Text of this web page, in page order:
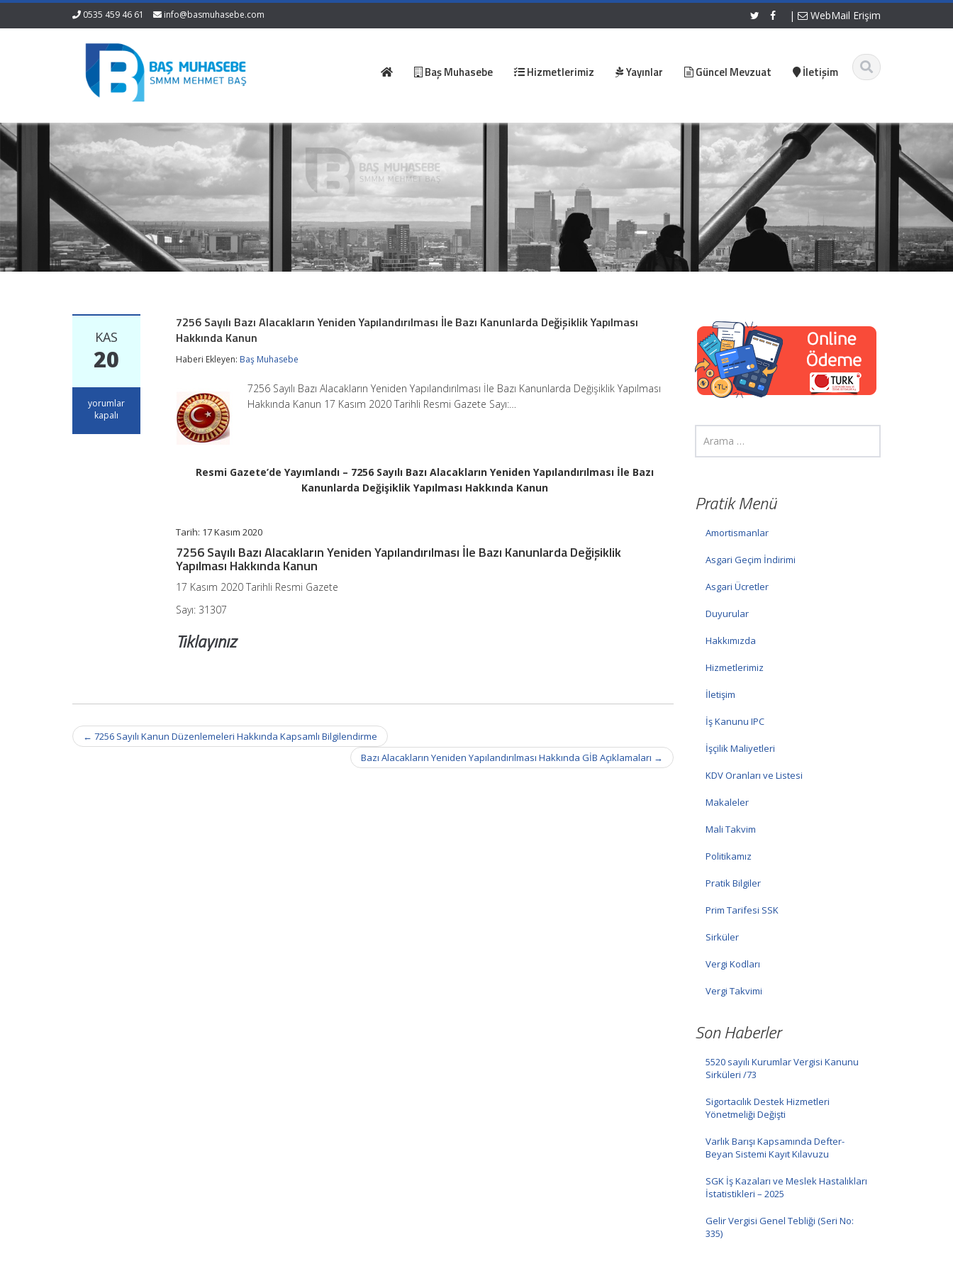
0535 459 46 61 info@basmuhasebe.com | WebMail Erişim
Baş Muhasebe Hizmetlerimiz Yayınlar Güncel Mevzuat İletişim
KAS
20
7256
Sayılı
yorumlar
kapalı
7256 Sayılı Bazı Alacakların Yeniden Yapılandırılması İle Bazı Kanunlarda Değişiklik Yapılması
Hakkında Kanun
Haberi Ekleyen: Baş Muhasebe
7256 Sayılı Bazı Alacakların Yeniden Yapılandırılması İle Bazı Kanunlarda Değişiklik Yapılması
Hakkında Kanun 17 Kasım 2020 Tarihli Resmi Gazete Sayı:…
Resmi Gazete’de Yayımlandı – 7256 Sayılı Bazı Alacakların Yeniden Yapılandırılması İle Bazı
Kanunlarda Değişiklik Yapılması Hakkında Kanun
Tarih: 17 Kasım 2020
7256 Sayılı Bazı Alacakların Yeniden Yapılandırılması İle Bazı Kanunlarda Değişiklik
Yapılması Hakkında Kanun
17 Kasım 2020 Tarihli Resmi Gazete
Sayı: 31307
Tıklayınız
Post
navigation
← 7256 Sayılı Kanun Düzenlemeleri Hakkında Kapsamlı Bilgilendirme
Bazı Alacakların Yeniden Yapılandırılması Hakkında GİB Açıklamaları →
Pratik Menü
Amortismanlar
Asgari Geçim İndirimi
Asgari Ücretler
Duyurular
Hakkımızda
Hizmetlerimiz
İletişim
İş Kanunu IPC
İşçilik Maliyetleri
KDV Oranları ve Listesi
Makaleler
Mali Takvim
Politikamız
Pratik Bilgiler
Prim Tarifesi SSK
Sirküler
Vergi Kodları
Vergi Takvimi
Son Haberler
5520 sayılı Kurumlar Vergisi Kanunu
Sirküleri /73
Sigortacılık Destek Hizmetleri
Yönetmeliği Değişti
Varlık Barışı Kapsamında Defter-
Beyan Sistemi Kayıt Kılavuzu
SGK İş Kazaları ve Meslek Hastalıkları
İstatistikleri – 2025
Gelir Vergisi Genel Tebliği (Seri No:
335)